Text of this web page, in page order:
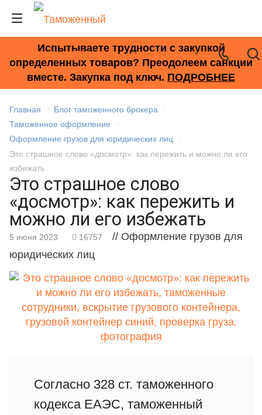
+7 (495) 278-33-33
Испытываете трудности с закупкой
определенных товаров? Преодолеем санкции
вместе. Закупка под ключ. ПОДРОБНЕЕ
Главная
Блог таможенного брокера
Таможенное оформление
Оформление грузов для юридических лиц
Это страшное слово «досмотр»: как пережить и можно ли его
избежать
Это страшное слово
«досмотр»: как пережить и
можно ли его избежать
5 июня 2023 16757
// Оформление грузов для
юридических лиц
Согласно 328 ст. таможенного
кодекса ЕАЭС, таможенный